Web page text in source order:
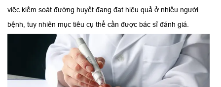
việc kiểm soát đường huyết đang đạt hiệu quả ở nhiều người
bệnh, tuy nhiên mục tiêu cụ thể cần được bác sĩ đánh giá.